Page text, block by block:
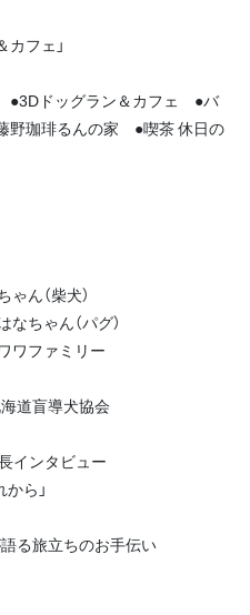
フェ」
ドッグラン＆カフェ ●バ
珈琲るんの家 ●喫茶 休日の
ん（柴犬）
ちゃん（パグ）
ワファミリー
海道盲導犬協会
インタビュー
ら」
語る旅立ちのお手伝い